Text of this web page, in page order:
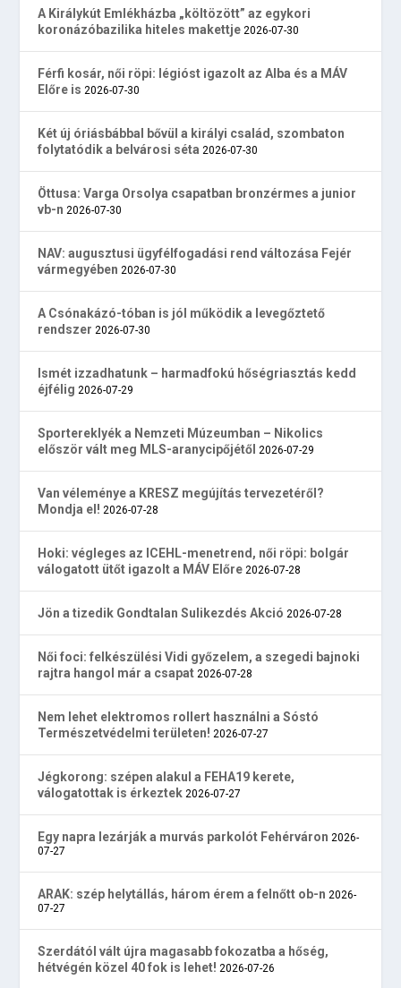
A Királykút Emlékházba „költözött” az egykori
koronázóbazilika hiteles makettje 2026-07-30
Férfi kosár, női röpi: légióst igazolt az Alba és a MÁV
Előre is 2026-07-30
Két új óriásbábbal bővül a királyi család, szombaton
folytatódik a belvárosi séta 2026-07-30
Öttusa: Varga Orsolya csapatban bronzérmes a junior
vb-n 2026-07-30
NAV: augusztusi ügyfélfogadási rend változása Fejér
vármegyében 2026-07-30
A Csónakázó-tóban is jól működik a levegőztető
rendszer 2026-07-30
Ismét izzadhatunk – harmadfokú hőségriasztás kedd
éjfélig 2026-07-29
Sportereklyék a Nemzeti Múzeumban – Nikolics
először vált meg MLS-aranycipőjétől 2026-07-29
Van véleménye a KRESZ megújítás tervezetéről?
Mondja el! 2026-07-28
Hoki: végleges az ICEHL-menetrend, női röpi: bolgár
válogatott ütőt igazolt a MÁV Előre 2026-07-28
Jön a tizedik Gondtalan Sulikezdés Akció 2026-07-28
Női foci: felkészülési Vidi győzelem, a szegedi bajnoki
rajtra hangol már a csapat 2026-07-28
Nem lehet elektromos rollert használni a Sóstó
Természetvédelmi területen! 2026-07-27
Jégkorong: szépen alakul a FEHA19 kerete,
válogatottak is érkeztek 2026-07-27
Egy napra lezárják a murvás parkolót Fehérváron 2026-
07-27
ARAK: szép helytállás, három érem a felnőtt ob-n 2026-
07-27
Szerdától vált újra magasabb fokozatba a hőség,
hétvégén közel 40 fok is lehet! 2026-07-26